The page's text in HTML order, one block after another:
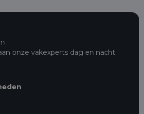
onze vakexperts dag en nacht